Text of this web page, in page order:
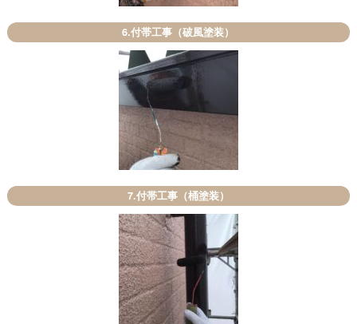
6.付帯工事（破風塗装）
7.付帯工事（桶塗装）